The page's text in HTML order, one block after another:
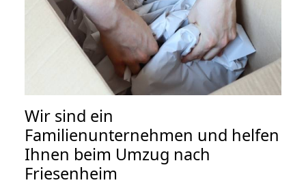
Wir sind ein
Familienunternehmen und helfen
Ihnen beim Umzug nach
Friesenheim